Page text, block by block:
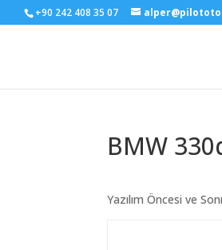
+90 242 408 35 07
BMW
Yazılım Öncesi ve